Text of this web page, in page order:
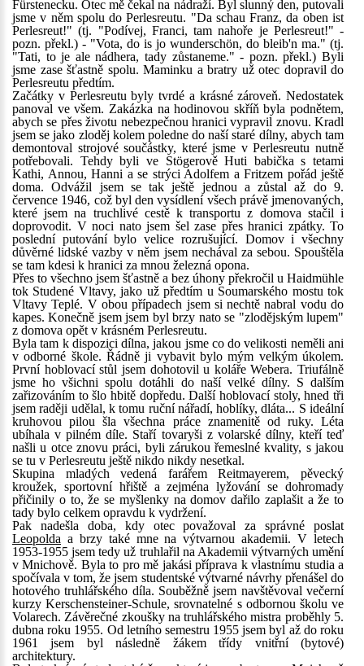
Fürstenecku. Otec mě čekal na nádraží. Byl slunný den, putovali
jsme v něm spolu do Perlesreutu. "Da schau Franz, da oben ist
Perlesreut!" (tj. "Podívej, Franci, tam nahoře je Perlesreut!" -
pozn. překl.) - "Vota, do is jo wunderschön, do bleib'n ma." (tj.
"Tati, to je ale nádhera, tady zůstaneme." - pozn. překl.) Byli
jsme zase šťastně spolu. Maminku a bratry už otec dopravil do
Perlesreutu předtím.
Začátky v Perlesreutu byly tvrdé a krásné zároveň. Nedostatek
panoval ve všem. Zakázka na hodinovou skříň byla podnětem,
abych se přes životu nebezpečnou hranici vypravil znovu. Kradl
jsem se jako zloděj kolem poledne do naší staré dílny, abych tam
demontoval strojové součástky, které jsme v Perlesreutu nutně
potřebovali. Tehdy byli ve Stögerově Huti babička s tetami
Kathi, Annou, Hanni a se strýci Adolfem a Fritzem pořád ještě
doma. Odvážil jsem se tak ještě jednou a zůstal až do 9.
července 1946, což byl den vysídlení všech právě jmenovaných,
které jsem na truchlivé cestě k transportu z domova stačil i
doprovodit. V noci nato jsem šel zase přes hranici zpátky. To
poslední putování bylo velice rozrušující. Domov i všechny
důvěrné lidské vazby v něm jsem nechával za sebou. Spouštěla
se tam kdesi k hranici za mnou železná opona.
Přes to všechno jsem šťastně a bez úhony překročil u Haidmühle
tok Studené Vltavy, jako už předtím u Soumarského mostu tok
Vltavy Teplé. V obou případech jsem si nechtě nabral vodu do
kapes. Konečně jsem jsem byl brzy nato se "zlodějským lupem"
z domova opět v krásném Perlesreutu.
Byla tam k dispozici dílna, jakou jsme co do velikosti neměli ani
v odborné škole. Řádně ji vybavit bylo mým velkým úkolem.
První hoblovací stůl jsem dohotovil u koláře Webera. Triufálně
jsme ho všichni spolu dotáhli do naší velké dílny. S dalším
zařizováním to šlo hbitě dopředu. Další hoblovací stoly, hned tři
jsem raději udělal, k tomu ruční nářadí, hoblíky, dláta... S ideální
kruhovou pilou šla všechna práce znamenitě od ruky. Léta
ubíhala v pilném díle. Staří tovaryši z volarské dílny, kteří teď
našli u otce znovu práci, byli zárukou řemeslné kvality, s jakou
se tu v Perlesreutu ještě nikdo nikdy nesetkal.
Skupina mladých vedená farářem Reitmayerem, pěvecký
kroužek, sportovní hřiště a zejména lyžování se dohromady
přičinily o to, že se myšlenky na domov dařilo zaplašit a že to
tady bylo celkem opravdu k vydržení.
Pak nadešla doba, kdy otec považoval za správné poslat
Leopolda a brzy také mne na výtvarnou akademii. V letech
1953-1955 jsem tedy už truhlařil na Akademii výtvarných umění
v Mnichově. Byla to pro mě jakási příprava k vlastnímu studia a
spočívala v tom, že jsem studentské výtvarné návrhy přenášel do
hotového truhlářského díla. Souběžně jsem navštěvoval večerní
kurzy Kerschensteiner-Schule, srovnatelné s odbornou školu ve
Volarech. Závěrečné zkoušky na truhlářského mistra proběhly 5.
dubna roku 1955. Od letního semestru 1955 jsem byl až do roku
1961 jsem byl následně žákem třídy vnitřní (bytové)
architektury.